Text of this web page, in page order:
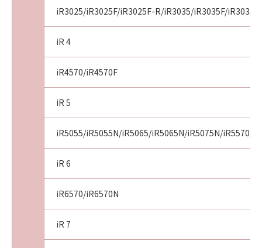
お客様は、上記(3)による本契約の終了後直ち
ます。
は、本契約の終了後も効力を有するものとしま
す。
８．分離可能性
本契約のいずれかの条項またはその一部が法律
により無効となっても、本契約のそれ以外の部
分は効力を有するものとします。
本契約は日本国法に準拠するものとします。
本契約に関わる紛争は、東京地方裁判所を管轄
裁判所として解決するものとします。
iR3025/iR3025F/iR3025F-R/iR3035/iR3035F/
iR 4
iR4570/iR4570F
iR 5
iR5055/iR5055N/iR5065/iR5065N/iR5075N/iR5570/
iR 6
iR6570/iR6570N
iR 7